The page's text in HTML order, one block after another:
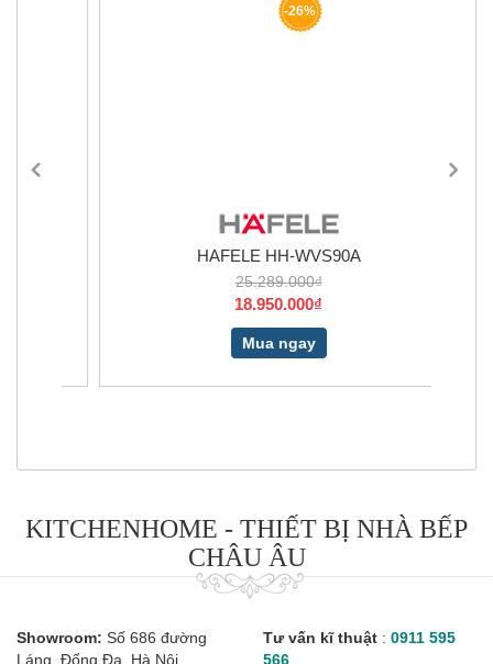
HAFELE HH-WVS90A
25.289.000₫
18.950.000₫
Mua ngay
KITCHENHOME - THIẾT BỊ NHÀ BẾP
CHÂU ÂU
Showroom: Số 686 đường
Láng, Đống Đa, Hà Nội
Tư vấn kĩ thuật : 0911 595
566